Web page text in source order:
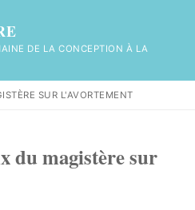
DE LA CONCEPTION À LA
SUR L'AVORTEMENT
du magistère sur